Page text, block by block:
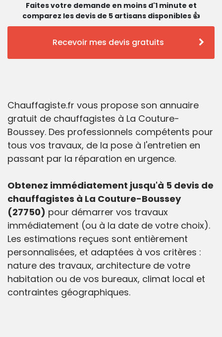
Faites votre demande en moins d'1 minute et
comparez les devis de 5 artisans disponibles 👍
Recevoir mes devis gratuits
Chauffagiste.fr vous propose son annuaire
gratuit de chauffagistes à La Couture-
Boussey. Des professionnels compétents pour
tous vos travaux, de la pose à l'entretien en
passant par la réparation en urgence.
Obtenez immédiatement jusqu'à 5 devis de
chauffagistes à La Couture-Boussey
(27750) pour démarrer vos travaux
immédiatement (ou à la date de votre choix).
Les estimations reçues sont entièrement
personnalisées, et adaptées à vos critères :
nature des travaux, architecture de votre
habitation ou de vos bureaux, climat local et
contraintes géographiques.